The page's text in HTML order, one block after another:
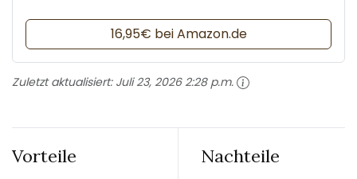
16,95€ bei Amazon.de
Zuletzt aktualisiert: Juli 23, 2026 2:28 p.m.
Vorteile Nachteile